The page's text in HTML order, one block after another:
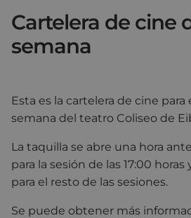
Cartelera de cine
semana
Esta es la cartelera de cine
semana del teatro Coliseo de
La taquilla se abre una hora
para la sesión de las 17:00
para el resto de las sesiones.
Se puede obtener más